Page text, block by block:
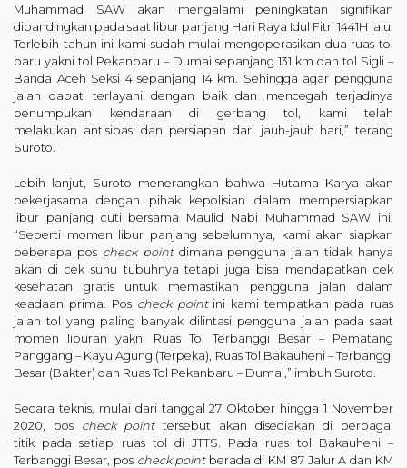
Muhammad SAW akan mengalami peningkatan signifikan
dibandingkan pada saat libur panjang Hari Raya Idul Fitri 1441H lalu.
Terlebih tahun ini kami sudah mulai mengoperasikan dua ruas tol
baru yakni tol Pekanbaru – Dumai sepanjang 131 km dan tol Sigli –
Banda Aceh Seksi 4 sepanjang 14 km. Sehingga agar pengguna
jalan dapat terlayani dengan baik dan mencegah terjadinya
penumpukan kendaraan di gerbang tol, kami telah
melakukan antisipasi dan persiapan dari jauh-jauh hari,” terang
Suroto.
Lebih lanjut, Suroto menerangkan bahwa Hutama Karya akan
bekerjasama dengan pihak kepolisian dalam mempersiapkan
libur panjang cuti bersama Maulid Nabi Muhammad SAW ini.
“Seperti momen libur panjang sebelumnya, kami akan siapkan
beberapa pos check pointdimana pengguna jalan tidak hanya
akan di cek suhu tubuhnya tetapi juga bisa mendapatkan cek
kesehatan gratis untuk memastikan pengguna jalan dalam
keadaan prima. Pos check pointini kami tempatkan pada ruas
jalan tol yang paling banyak dilintasi pengguna jalan pada saat
momen liburan yakni Ruas Tol Terbanggi Besar – Pematang
Panggang – Kayu Agung (Terpeka), Ruas Tol Bakauheni – Terbanggi
Besar (Bakter) dan Ruas Tol Pekanbaru – Dumai,” imbuh Suroto.
Secara teknis, mulai dari tanggal 27 Oktober hingga 1 November
2020, pos check pointtersebut akan disediakan di berbagai
titik pada setiap ruas tol di JTTS
Pada ruas tol Bakauheni –
Terbanggi Besar, pos check point berada di KM 87 Jalur A dan KM